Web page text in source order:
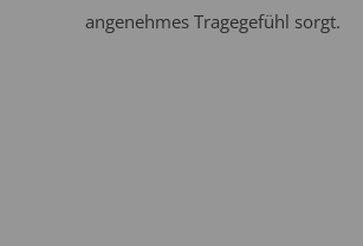
angenehmes Tragegefühl sorgt.